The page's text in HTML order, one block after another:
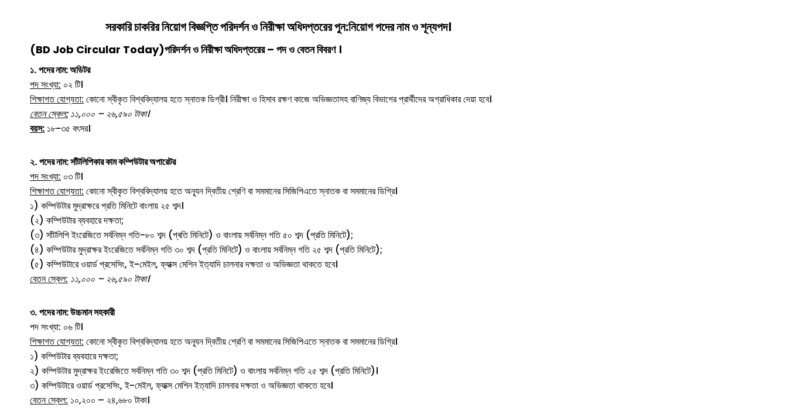
সরকারি চাকরির নিয়োগ বিজ্ঞপ্তিপরিদর্শন ও নিরীক্ষাঅধিদপ্তরের পুন:নিয়োগ পদের নাম ও শূন্যপদ।
(BD Job Circular Today)পরিদর্শন ও নিরীক্ষা অধিদপ্তরের – পদ ও বেতন বিবরণ ।
১.পদের নাম: অডিটর
পদ সংখ্যা: ০২ টি।
শিক্ষাগত যোগ্যতা: কোনো স্বীকৃত বিশ্ববিদ্যালয় হতে স্নাতক ডিগ্রী। নিরীক্ষা ও হিসাব রক্ষণ কাজে অভিজ্ঞতাসহ বাণিজ্য বিভাগের প্রার্থীদের অগ্রাধিকার দেয়া হবে।
বেতন স্কেল:১১,০০০ – ২৬,৫৯০ টাকা।
বয়স: ১৮-৩৫ বৎসর।
২.পদের নাম: সাঁটলিপিকার কাম কম্পিউটার অপারেটর
পদ সংখ্যা: ০৩ টি।
শিক্ষাগত যোগ্যতা: কোনো স্বীকৃত বিশ্ববিদ্যালয় হতে অন্যূন দ্বিতীয় শ্রেণি বা সমমানের সিজিপিএতে স্নাতক বা সমমানের ডিগ্রি।
১) কম্পিউটার মুদ্রাক্ষরে প্রতি মিনিটে বাংলায় ২৫ শব্দ।
(২) কম্পিউটার ব্যবহারে দক্ষতা;
(৩) সাঁটলিপি ইংরেজিতে সর্বনিম্ন গতি-৮০ শব্দ (প্ৰতি মিনিটে) ও বাংলায় সর্বনিম্ন গতি ৫০ শব্দ (প্রতি মিনিটে);
(৪) কম্পিউটার মুদ্রাক্ষর ইংরেজিতে সর্বনিম্ন গতি ৩০ শব্দ (প্রতি মিনিটে) ও বাংলায় সর্বনিম্ন গতি ২৫ শব্দ (প্রতি মিনিটে);
(৫) কম্পিউটারে ওয়ার্ড প্রসেসিং, ই-মেইল, ফ্যাক্স মেশিন ইত্যাদি চালনার দক্ষতা ও অভিজ্ঞতা থাকতে হবে।
বেতন স্কেল: ১১,০০০ – ২৬,৫৯০ টাকা।
৩.পদের নাম: উচ্চমান সহকারী
পদ সংখ্যা: ০৬ টি।
শিক্ষাগত যোগ্যতা: কোনো স্বীকৃত বিশ্ববিদ্যালয় হতে অন্যূন দ্বিতীয় শ্রেণি বা সমমানের সিজিপিএতে স্নাতক বা সমমানের ডিগ্রি।
১) কম্পিউটার ব্যবহারে দক্ষতা;
২) কম্পিউটার মুদ্রাক্ষর ইংরেজিতে সর্বনিম্ন গতি ৩০ শব্দ (প্রতি মিনিটে) ও বাংলায় সর্বনিম্ন গতি ২৫ শব্দ (প্রতি মিনিটে)।
৩) কম্পিউটারে ওয়ার্ড প্রসেসিং, ই-মেইল, ফ্যাক্স মেশিন ইত্যাদি চালনার দক্ষতা ও অভিজ্ঞতা থাকতে হবে।
বেতন স্কেল: ১০,২০০ – ২৪,৬৮০ টাকা।